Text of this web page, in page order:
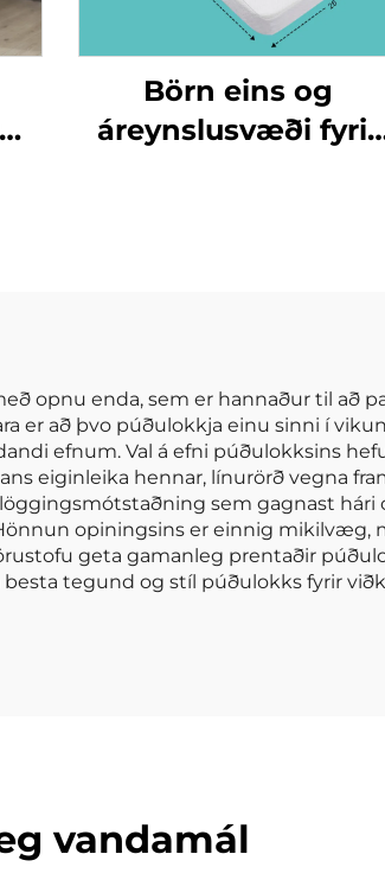
Börn eins og
áreynslusvæði fyrir
enda, sem er hannaður til að
að þvo púðulokkja einu sinni í
efnum. Val á efni púðulokksins
eiginleika hennar, línurörð vegna
sem gagnast hári
opiningsins er einnig mikilvæg,
geta gamanleg prentaðir
tegund og stíl púðulokks fyrir
vandamál